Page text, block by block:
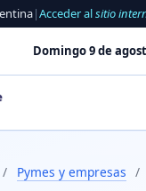
|Acceder alsitio
Domingo 9 de
/ Pymes y empresas /